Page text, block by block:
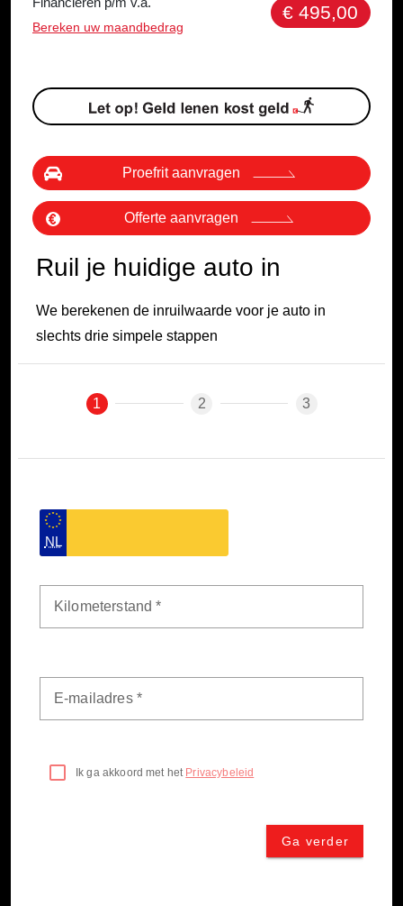
€ 495,00
Bereken uw maandbedrag
Proefrit aanvragen
Offerte aanvragen